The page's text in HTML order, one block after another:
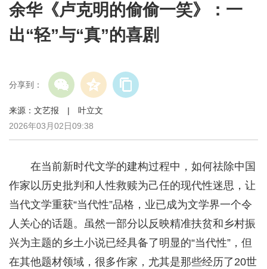
余华《卢克明的偷偷一笑》：一
出“轻”与“真”的喜剧
分享到：
来源：文艺报 | 叶立文
2026年03月02日09:38
在当前新时代文学的建构过程中，如何祛除中国
作家以历史批判和人性救赎为己任的现代性迷思，让
当代文学重获“当代性”品格，业已成为文学界一个令
人关心的话题。虽然一部分以反映精准扶贫和乡村振
兴为主题的乡土小说已经具备了明显的“当代性”，但
在其他题材领域，很多作家，尤其是那些经历了20世